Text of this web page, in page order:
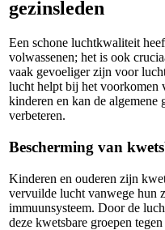
gezinsleden
Een schone luchtkwaliteit
volwassenen; het is ook
vaak gevoeliger zijn voor
lucht helpt bij het voorkomen
kinderen en kan de algemene
verbeteren.
Bescherming van
Kinderen en ouderen zijn
vervuilde lucht vanwege hun
immuunsysteem. Door de
deze kwetsbare groepen